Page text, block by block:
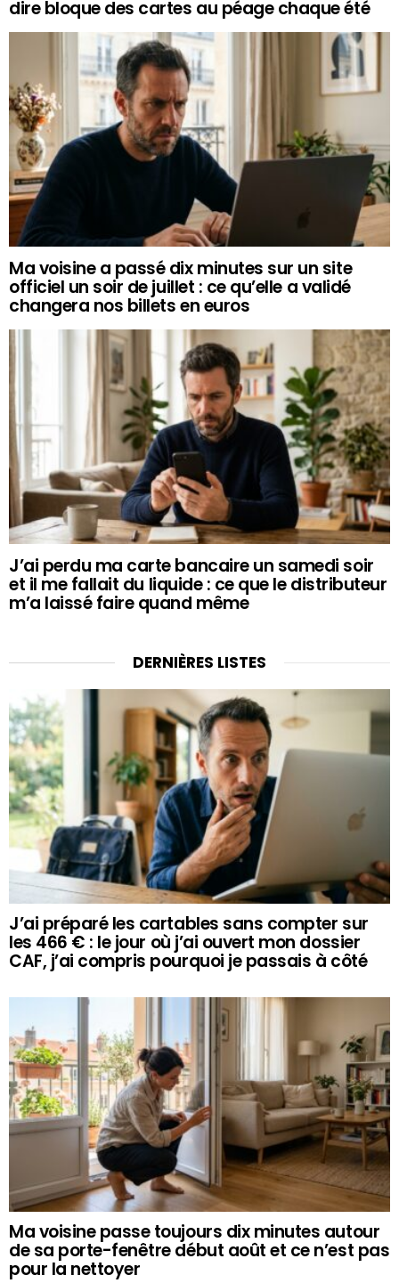
dire bloque des cartes au péage chaque été
Ma voisine a passé dix minutes sur un site
officiel un soir de juillet : ce qu’elle a validé
changera nos billets en euros
J’ai perdu ma carte bancaire un samedi soir
et il me fallait du liquide : ce que le distributeur
m’a laissé faire quand même
DERNIÈRES LISTES
J’ai préparé les cartables sans compter sur
les 466 € : le jour où j’ai ouvert mon dossier
CAF, j’ai compris pourquoi je passais à côté
Ma voisine passe toujours dix minutes autour
de sa porte-fenêtre début août et ce n’est pas
pour la nettoyer